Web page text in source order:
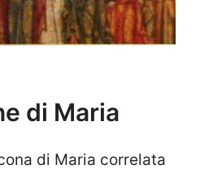
di Maria
di Maria correlata